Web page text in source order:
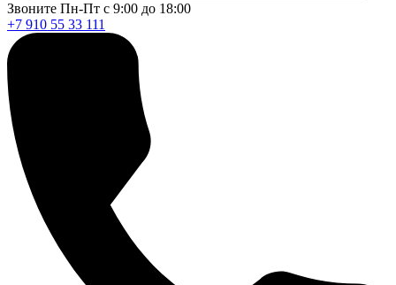
Звоните Пн-Пт с 9:00 до 18:00
+7 910 55 33 111